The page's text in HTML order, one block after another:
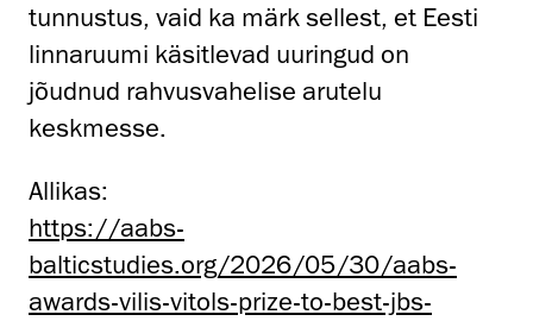
tunnustus, vaid ka märk sellest, et Eesti
linnaruumi käsitlevad uuringud on
jõudnud rahvusvahelise arutelu
keskmesse.
Allikas:
https://aabs-
balticstudies.org/2026/05/30/aabs-
awards-vilis-vitols-prize-to-best-jbs-